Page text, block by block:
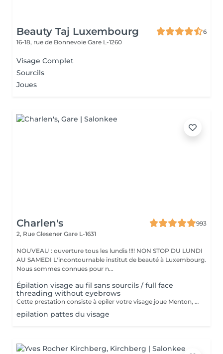
Beauty Taj Luxembourg
6
16-18, rue de Bonnevoie Gare L-1260
Visage Complet
Sourcils
Joues
Charlen's
993
2, Rue Glesener Gare L-1631
NOUVEAU : ouverture tous les lundis !!!! NON STOP DU LUNDI
AU SAMEDI L'incontournable institut de beauté à Luxembourg.
Nous sommes connues pour n...
Épilation visage au fil sans sourcils / full face
threading without eyebrows
Cette prestation consiste à epiler votre visage joue Menton, front et le long des oreilles les sourcils et le cou sont en extra
epilation pattes du visage